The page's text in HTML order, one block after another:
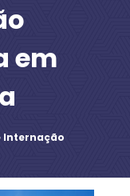
em
Internação